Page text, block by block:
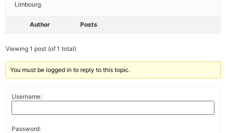
Limbourg.
Author Posts
Viewing 1 post (of 1 total)
You must be logged in to reply to this topic.
Username:
Password: